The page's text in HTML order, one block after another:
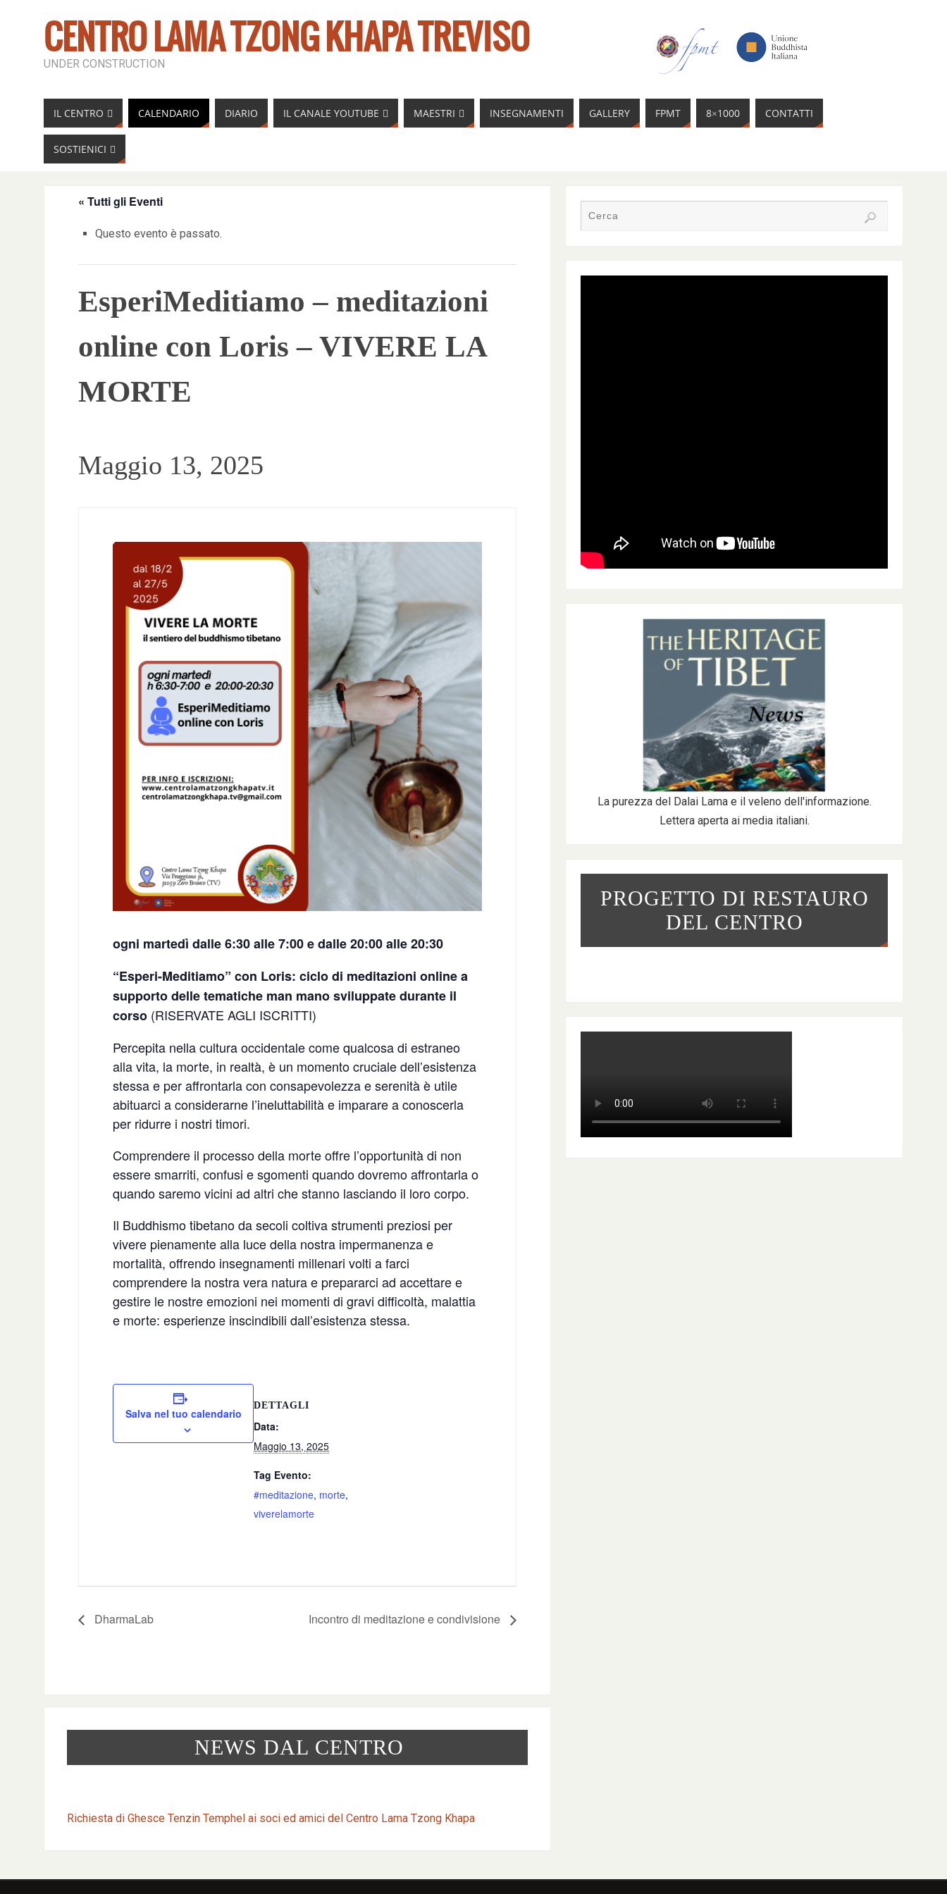
CENTRO LAMA TZONG KHAPA TREVISO
UNDER CONSTRUCTION
IL CENTRO CALENDARIO DIARIO IL CANALE YOUTUBE MAESTRI INSEGNAMENTI GALLERY FPMT 8×1000 CONTATTI
SOSTIENICI
« Tutti gli Eventi
Questo evento è passato.
EsperiMeditiamo – meditazioni
online con Loris – VIVERE LA
MORTE
Maggio 13, 2025
ogni martedì dalle 6:30 alle 7:00 e dalle 20:00 alle 20:30
“Esperi-Meditiamo” con Loris: ciclo di meditazioni online a
supporto delle tematiche man mano sviluppate durante il
corso (RISERVATE AGLI ISCRITTI)
Percepita nella cultura occidentale come qualcosa di estraneo
alla vita, la morte, in realtà, è un momento cruciale dell’esistenza
stessa e per affrontarla con consapevolezza e serenità è utile
abituarci a considerarne l’ineluttabilità e imparare a conoscerla
per ridurre i nostri timori.
Comprendere il processo della morte offre l’opportunità di non
essere smarriti, confusi e sgomenti quando dovremo affrontarla o
quando saremo vicini ad altri che stanno lasciando il loro corpo.
Il Buddhismo tibetano da secoli coltiva strumenti preziosi per
vivere pienamente alla luce della nostra impermanenza e
mortalità, offrendo insegnamenti millenari volti a farci
comprendere la nostra vera natura e prepararci ad accettare e
gestire le nostre emozioni nei momenti di gravi difficoltà, malattia
e morte: esperienze inscindibili dall’esistenza stessa.
Salva nel tuo calendario
DETTAGLI
Data:
Maggio 13, 2025
Tag Evento:
#meditazione, morte,
viverelamorte
DharmaLab Incontro di meditazione e condivisione
NEWS DAL CENTRO
Richiesta di Ghesce Tenzin Temphel ai soci ed amici del Centro Lama Tzong Khapa
La purezza del Dalai Lama e il veleno dell'informazione.
Lettera aperta ai media italiani.
PROGETTO DI RESTAURO
DEL CENTRO